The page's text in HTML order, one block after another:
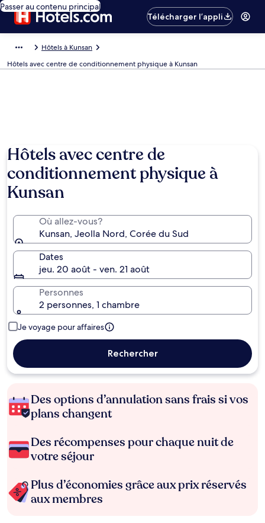
Passer au contenu principal
Télécharger l’appli
Hôtels à Kunsan
Hôtels avec centre de conditionnement physique à Kunsan
Hôtels avec centre de
conditionnement physique à
Kunsan
Où allez-vous?
Kunsan, Jeolla Nord, Corée du Sud
Dates
jeu. 20 août - ven. 21 août
Personnes
2 personnes, 1 chambre
Je voyage pour affaires
Rechercher
Des options d’annulation sans frais si vos
plans changent
Des récompenses pour chaque nuit de
votre séjour
Plus d’économies grâce aux prix réservés
aux membres